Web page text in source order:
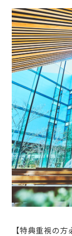
【特典重視の方